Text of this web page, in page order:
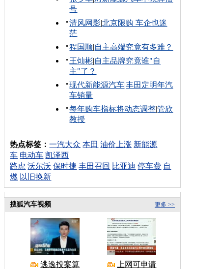
号
清风网影|北京限购 车企也迷
茫
程国顺|自主高端究竟有多难？
王灿彬|自主品牌究竟谁"自
主"了？
现代新能源汽车|丰田定明年汽
车销量
每年购车指标将动态调整|管欣
教授
热点标签：一汽大众 本田 油价上涨 新能源
车 电动车 凯泽西
路虎 沃尔沃 保时捷 丰田召回 比亚迪 停车费 自
燃 以旧换新
更多 >>
搜狐汽车视频
逃逸投案算
上网可申请